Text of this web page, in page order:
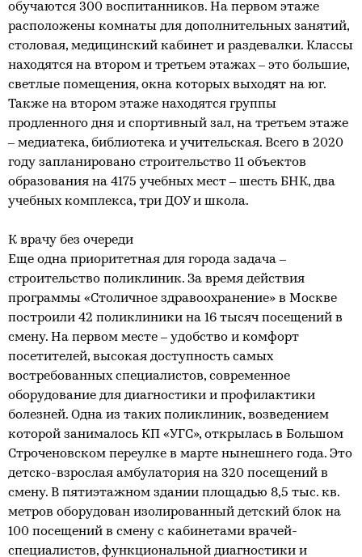
обучаются 300 воспитанников. На первом этаже
расположены комнаты для дополнительных занятий,
столовая, медицинский кабинет и раздевалки. Классы
находятся на втором и третьем этажах – это большие,
светлые помещения, окна которых выходят на юг.
Также на втором этаже находятся группы
продленного дня и спортивный зал, на третьем этаже
– медиатека, библиотека и учительская. Всего в 2020
году запланировано строительство 11 объектов
образования на 4175 учебных мест – шесть БНК, два
учебных комплекса, три ДОУ и школа.
К врачу без очереди
Еще одна приоритетная для города задача –
строительство поликлиник. За время действия
программы «Столичное здравоохранение» в Москве
построили 42 поликлиники на 16 тысяч посещений в
смену. На первом месте – удобство и комфорт
посетителей, высокая доступность самых
востребованных специалистов, современное
оборудование для диагностики и профилактики
болезней. Одна из таких поликлиник, возведением
которой занималось КП «УГС», открылась в Большом
Строченовском переулке в марте нынешнего года. Это
детско-взрослая амбулатория на 320 посещений в
смену. В пятиэтажном здании площадью 8,5 тыс. кв.
метров оборудован изолированный детский блок на
100 посещений в смену с кабинетами врачей-
специалистов, функциональной диагностики и